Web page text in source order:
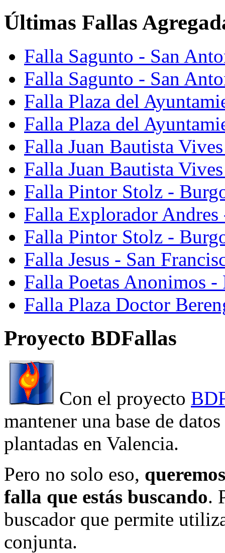
Últimas Fallas
Falla Sagunto - San
Falla Sagunto - San
Falla Plaza del
Falla Plaza del
Falla Juan Bautista
Falla Juan Bautista
Falla Pintor Stolz -
Falla Explorador Andres
Falla Pintor Stolz -
Falla Jesus - San
Falla Poetas Anonimos
Falla Plaza Doctor
Proyecto BDFallas
Con el proyecto
mantener una base de
plantadas en Valencia.
Pero no solo eso,
falla que estás buscando.
buscador que permite
conjunta.